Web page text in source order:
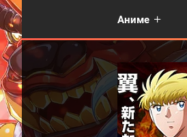
Аниме